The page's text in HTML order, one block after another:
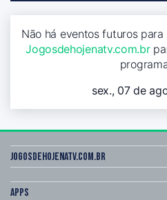
Não há eventos futuros
Jogosdehojenatv.com.br
sex., 07 de
Jogosdehojenatv.com.br
Apps